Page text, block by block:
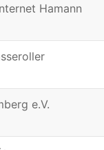
Hamann
e.V.